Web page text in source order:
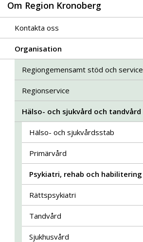
Om Region Kronoberg
Kontakta oss
Organisation
Regiongemensamt stöd och service
Regionservice
Hälso- och sjukvård och tandvård
Hälso- och sjukvårdsstab
Primärvård
Psykiatri, rehab och habilitering
Rättspsykiatri
Tandvård
Sjukhusvård